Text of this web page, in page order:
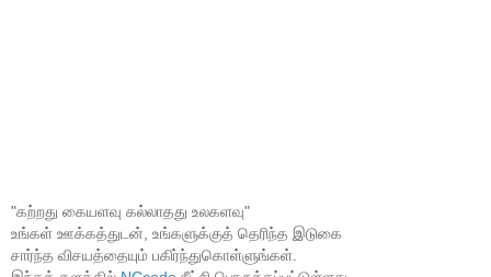
"கற்றது கையளவு கல்லாதது உலகளவு"
உங்கள் ஊக்கத்துடன், உங்களுக்குத் தெரிந்த இடுகை
சார்ந்த விசயத்தையும் பகிர்ந்துகொள்ளுங்கள்.